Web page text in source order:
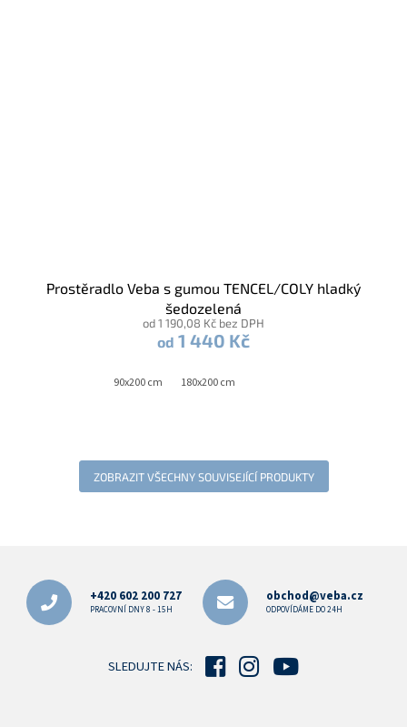
Prostěradlo Veba s gumou TENCEL/COLY hladký
šedozelená
od 1 190,08 Kč bez DPH
od 1 440 Kč
90x200 cm 180x200 cm
ZOBRAZIT VŠECHNY SOUVISEJÍCÍ PRODUKTY
+420 602 200 727
PRACOVNÍ DNY 8 - 15H
obchod@veba.cz
ODPOVÍDÁME DO 24H
SLEDUJTE NÁS: